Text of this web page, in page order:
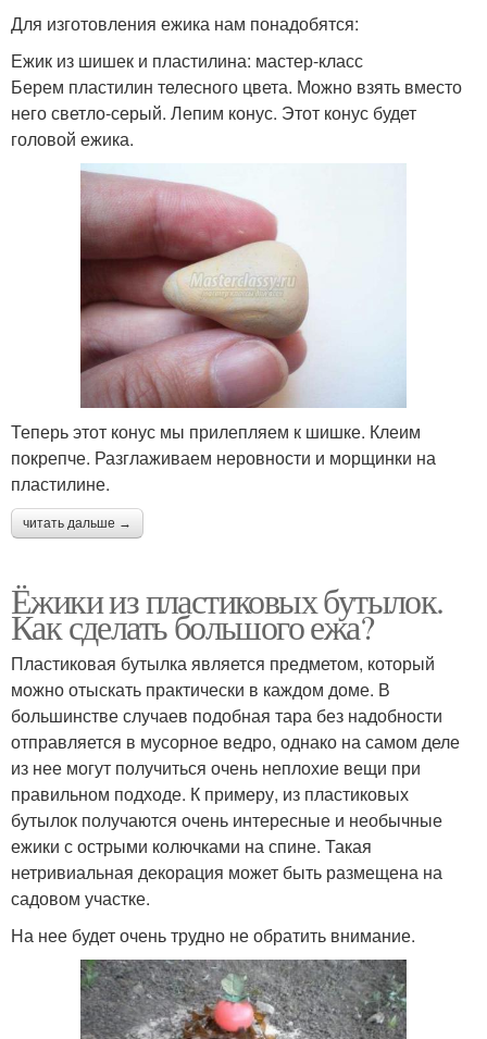
Для изготовления ежика нам понадобятся:
Ежик из шишек и пластилина: мастер-класс
Берем пластилин телесного цвета. Можно взять вместо
него светло-серый. Лепим конус. Этот конус будет
головой ежика.
Теперь этот конус мы прилепляем к шишке. Клеим
покрепче. Разглаживаем неровности и морщинки на
пластилине.
читать дальше →
Ёжики из пластиковых бутылок.
Как сделать большого ежа?
Пластиковая бутылка является предметом, который
можно отыскать практически в каждом доме. В
большинстве случаев подобная тара без надобности
отправляется в мусорное ведро, однако на самом деле
из нее могут получиться очень неплохие вещи при
правильном подходе. К примеру, из пластиковых
бутылок получаются очень интересные и необычные
ежики с острыми колючками на спине. Такая
нетривиальная декорация может быть размещена на
садовом участке.
На нее будет очень трудно не обратить внимание.